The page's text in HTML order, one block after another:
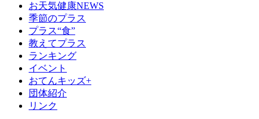
お天気健康NEWS
季節のプラス
プラス“食”
教えてプラス
ランキング
イベント
おてんキッズ+
団体紹介
リンク